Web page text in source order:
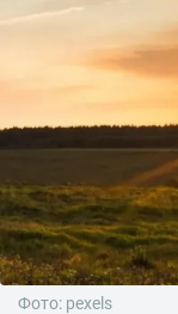
Фото: pexels